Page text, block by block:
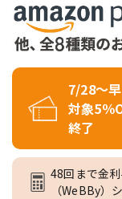
7/28～
対象5％
終了
48回まで金
（WeBBy）